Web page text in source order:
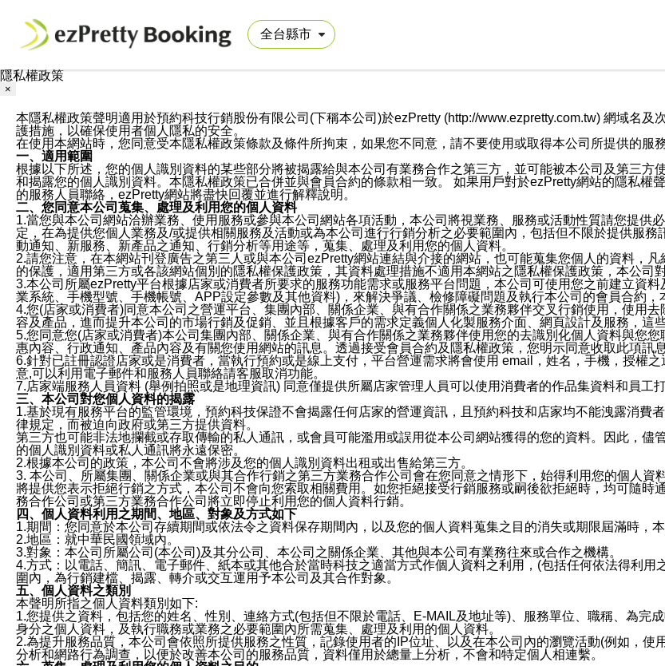
隱私權政策
×
本隱私權政策聲明適用於預約科技行銷股份有限公司(下稱本公司)於ezPretty (http://www.ezpretty.com.tw) 網域名
護措施，以確保使用者個人隱私的安全。
在使用本網站時，您同意受本隱私權政策條款及條件所拘束，如果您不同意，請不要使用或取得本公司所提供的服務
一、適用範圍
根據以下所述，您的個人識別資料的某些部分將被揭露給與本公司有業務合作之第三方，並可能被本公司及第三方
和揭露您的個人識別資料。本隱私權政策已合併並與會員合約的條款相一致。 如果用戶對於ezPretty網站的隱私權
的服務人員聯絡，ezPretty網站將盡快回覆並進行解釋說明。
二、您同意本公司蒐集、處理及利用您的個人資料
1.當您與本公司網站洽辦業務、使用服務或參與本公司網站各項活動，本公司將視業務、服務或活動性質請您提供
定，在為提供您個人業務及/或提供相關服務及活動或為本公司進行行銷分析之必要範圍內，包括但不限於提供服
動通知、新服務、新產品之通知、行銷分析等用途等，蒐集、處理及利用您的個人資料。
2.請您注意，在本網站刊登廣告之第三人或與本公司ezPretty網站連結與介接的網站，也可能蒐集您個人的資料，
的保護，適用第三方或各該網站個別的隱私權保護政策，其資料處理措施不適用本網站之隱私權保護政策，本公司
3.本公司所屬ezPretty平台根據店家或消費者所要求的服務功能需求或服務平台問題，本公司可使用您之前建立資
業系統、手機型號、手機帳號、APP設定參數及其他資料)，來解決爭議、檢修障礙問題及執行本公司的會員合約，
4.您(店家或消費者)同意本公司之營運平台、集團內部、關係企業、與有合作關係之業務夥伴交叉行銷使用，使用
容及產品，進而提升本公司的市場行銷及促銷、並且根據客戶的需求定義個人化製服務介面、網頁設計及服務，這
5.您同意您(店家或消費者)本公司集團內部、關係企業、與有合作關係之業務夥伴使用您的去識別化個人資料與您
惠內容、行政通知、產品內容及有關您使用網站的訊息。透過接受會員合約及隱私權政策，您明示同意收取此項訊
6.針對已註冊認證店家或是消費者，當執行預約或是線上支付，平台營運需求將會使用 email，姓名，手機，授權
意,可以利用電子郵件和服務人員聯絡請客服取消功能。
7.店家端服務人員資料 (舉例拍照或是地理資訊) 同意僅提供所屬店家管理人員可以使用消費者的作品集資料和員工
三、本公司對您個人資料的揭露
1.基於現有服務平台的監管環境，預約科技保證不會揭露任何店家的營運資訊，且預約科技和店家均不能洩露消費
律規定，而被迫向政府或第三方提供資料。
第三方也可能非法地攔截或存取傳輸的私人通訊，或會員可能濫用或誤用從本公司網站獲得的您的資料。因此，
的個人識別資料或私人通訊將永遠保密。
2.根據本公司的政策，本公司不會將涉及您的個人識別資料出租或出售給第三方。
3. 本公司、所屬集團、關係企業或與其合作行銷之第三方業務合作公司會在您同意之情形下，始得利用您的個人資
將提供您表示拒絕行銷之方式，本公司不會向您索取相關費用。如您拒絕接受行銷服務或嗣後欲拒絕時，均可隨
務合作公司或第三方業務合作公司將立即停止利用您的個人資料行銷。
四、個人資料利用之期間、地區、對象及方式如下
1.期間：您同意於本公司存續期間或依法令之資料保存期間內，以及您的個人資料蒐集之目的消失或期限屆滿時，
2.地區：就中華民國領域內。
3.對象：本公司所屬公司(本公司)及其分公司、本公司之關係企業、其他與本公司有業務往來或合作之機構。
4.方式：以電話、簡訊、電子郵件、紙本或其他合於當時科技之適當方式作個人資料之利用，(包括任何依法得利
圍內，為行銷建檔、揭露、轉介或交互運用予本公司及其合作對象。
五、個人資料之類別
本聲明所指之個人資料類別如下:
1.您提供之資料，包括您的姓名、性別、連絡方式(包括但不限於電話、E-MAIL及地址等)、服務單位、職稱、為完
身分之個人資料，及執行職務或業務之必要範圍內所需蒐集、處理及利用的個人資料。
2.為提升服務品質，本公司會依照所提供服務之性質，記錄使用者的IP位址、以及在本公司內的瀏覽活動(例如，
分析和網路行為調查，以便於改善本公司的服務品質，資料僅用於總量上分析，不會和特定個人相連繫。